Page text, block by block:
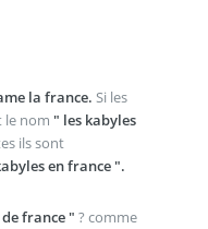
la france. Si les
le nom " les kabyles
ils sont
en france ".
france " ? comme